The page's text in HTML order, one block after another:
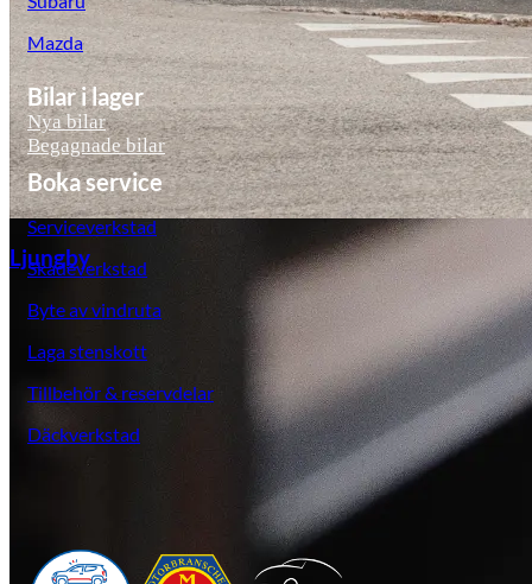
Ljungby
Mazda
Bilar i lager
Nya bilar
Begagnade bilar
Boka service
Serviceverkstad
Skadeverkstad
Byte av vindruta
Laga stenskott
Tillbehör & reservdelar
Däckverkstad